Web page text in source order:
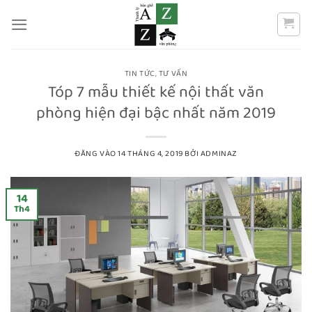
qua
TIN TỨC,TƯ VẤN
Tóp 7 mẫu thiết kế nội thất văn
phòng hiện đại bậc nhất năm 2019
ĐĂNG VÀO14 THÁNG 4, 2019 BỞI ADMINAZ
14
Th4